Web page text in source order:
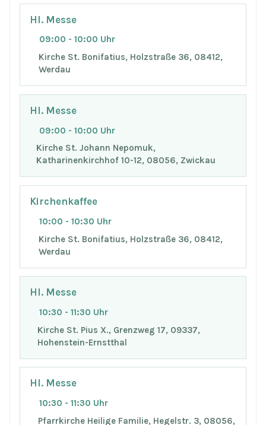
Hl. Messe
09:00 - 10:00 Uhr
Kirche St. Bonifatius, Holzstraße 36, 08412,
Werdau
Hl. Messe
09:00 - 10:00 Uhr
Kirche St. Johann Nepomuk,
Katharinenkirchhof 10-12, 08056, Zwickau
Kirchenkaffee
10:00 - 10:30 Uhr
Kirche St. Bonifatius, Holzstraße 36, 08412,
Werdau
Hl. Messe
10:30 - 11:30 Uhr
Kirche St. Pius X., Grenzweg 17, 09337,
Hohenstein-Ernstthal
Hl. Messe
10:30 - 11:30 Uhr
Pfarrkirche Heilige Familie, Hegelstr. 3, 08056,